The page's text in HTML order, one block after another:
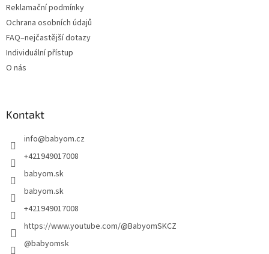
Reklamační podmínky
Ochrana osobních údajů
FAQ–nejčastější dotazy
Individuální přístup
O nás
Kontakt
info@babyom.cz
+421949017008
babyom.sk
babyom.sk
+421949017008
https://www.youtube.com/@BabyomSKCZ
@babyomsk